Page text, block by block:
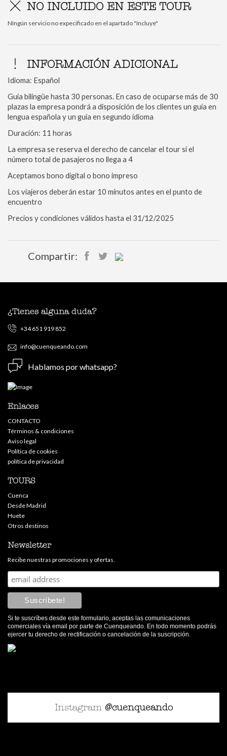
NO INCLUIDO EN ESTE TOUR
NIngún servicio no expecificado en el apartado "Incluye"
INFORMACIÓN ADICIONAL
Idioma: Español
Guía bilingüe hasta 30 personas. En caso de ocuparse más de 30
plazas la empresa pondrá a disposición de los clientes un guía en
lengua española y un guía en segundo idioma
Duración: 11 horas
La empresa se reserva el derecho de cancelar el tour si el
número total de pasajeros no llega a 4
Aceptamos bono digital o bono impreso
Los viajeros deberán estar 10 minutos antes en el punto de
encuentro
Precios y condiciones válidos hasta el 31/12/2025
Compartir:
¿Tienes alguna duda?
+34 651 919 852
info@cuenqueando.com
Hablamos por whatsapp?
Enlaces
CONTACTO
Términos & condiciones
Aviso legal
Política de cookies
política de privacidad
TOURS
Cuenca
Desde Madrid
Huete
Otros destinos
Newsletter
Recibe nuestras promociones y ofertas.
Si te suscríbes desde este formulario, aceptas las comunicaciones
comerciales vía email por parte de Cuenqueando. En todo momento podrás
ejercer tu derecho de rectificación o cancelación de la suscripción.
Instagram @cuenqueando